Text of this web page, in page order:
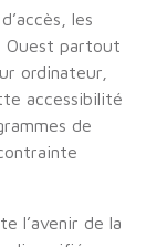
les
Ouest partout
ordinateur,
accessibilité
de
l’avenir de la